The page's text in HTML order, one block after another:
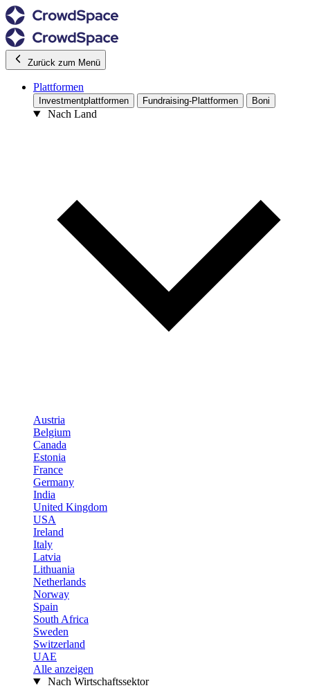
Zurück zum Menü
Plattformen
Investmentplattformen Fundraising-Plattformen Boni
Nach Land
Austria
Belgium
Canada
Estonia
France
Germany
India
United Kingdom
USA
Ireland
Italy
Latvia
Lithuania
Netherlands
Norway
Spain
South Africa
Sweden
Switzerland
UAE
Alle anzeigen
Nach Wirtschaftssektor